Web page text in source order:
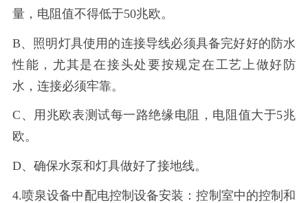
量，电阻值不得低于50兆欧。
B、照明灯具使用的连接导线必须具备完好好的防水
性能，尤其是在接头处要按规定在工艺上做好防
水，连接必须牢靠。
C、用兆欧表测试每一路绝缘电阻，电阻值大于5兆
欧。
D、确保水泵和灯具做好了接地线。
4.喷泉设备中配电控制设备安装：控制室中的控制和